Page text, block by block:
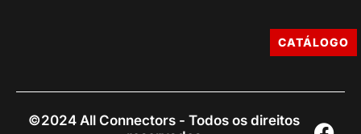
©2024 All Connectors - Todos os direitos
CATÁLOGO